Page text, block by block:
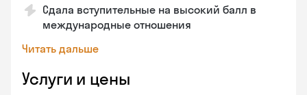
Сдала вступительные на высокий балл в
международные отношения
Читать дальше
Услуги и цены